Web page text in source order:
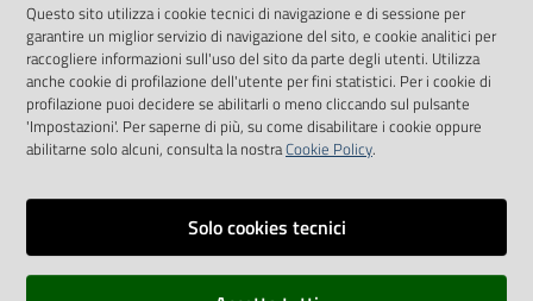
SEGUICI SU
TwitterFacebookYoutube
Vai alla pagina
Dichiarazione di accessibilità
Questo sito utilizza i cookie tecnici di navigazione e di sessione per
garantire un miglior servizio di navigazione del sito, e cookie analitici per
raccogliere informazioni sull'uso del sito da parte degli utenti. Utilizza
anche cookie di profilazione dell'utente per fini statistici. Per i cookie di
profilazione puoi decidere se abilitarli o meno cliccando sul pulsante
'Impostazioni'. Per saperne di più, su come disabilitare i cookie oppure
abilitarne solo alcuni, consulta la nostraCookie Policy.
Solo cookies tecnici